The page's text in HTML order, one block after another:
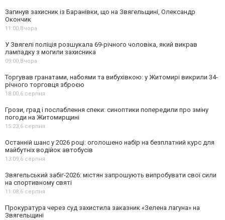
Загинув захисник із Баранівки, що на Звягельщині, Олександр
Окончик
11:00, Вчора
У Звягелі поліція розшукала 69-річного чоловіка, який викрав
лампадку з могили захисника
09:00, Вчора
Торгував гранатами, набоями та вибухівкою: у Житомирі викрили 34-
річного торговця зброєю
18:00,6 серпня
Грози, град і послаблення спеки: синоптики попередили про зміну
погоди на Житомирщині
15:23,6 серпня
Останній шанс у 2026 році: оголошено набір на безплатний курс для
майбутніх водійок автобусів
13:09,6 серпня
Звягельський забіг-2026: містян запрошують випробувати свої сили
на спортивному святі
11:08,6 серпня
Прокуратура через суд захистила заказник «Зелена лагуна» на
Звягельщині